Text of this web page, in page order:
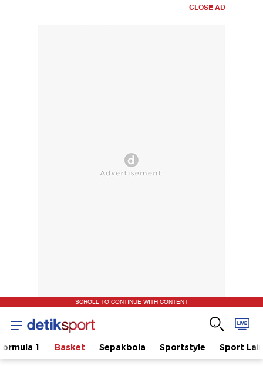
CLOSE AD
SCROLL TO CONTINUE WITH CONTENT
1 Basket Sepakbola Sportstyle Sport